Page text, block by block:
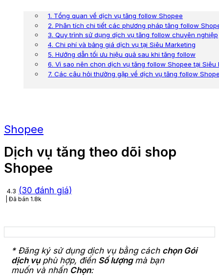
1. Tổng quan về dịch vụ tăng follow Shopee
2. Phân tích chi tiết các phương pháp tăng follow
3. Quy trình sử dụng dịch vụ tăng follow chuyên nghiệp
4. Chi phí và bảng giá dịch vụ tại Siêu Marketing
5. Hướng dẫn tối ưu hiệu quả sau khi tăng follow
6. Vì sao nên chọn dịch vụ tăng follow Shopee tại Siêu
7. Các câu hỏi thường gặp về dịch vụ tăng follow
Shopee
Dịch vụ tăng theo dõi shop
Shopee
4.3 (30 đánh giá)
Đã bán 1.8k
* Đăng ký sử dụng dịch vụ bằng cách chọn Gói
dịch vụphù hợp, điền Số lượng mà bạn
muốn và nhấn Chọn: